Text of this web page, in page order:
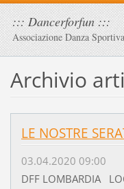
::: Dancerforfun :::
Associazione Danza
Archivio
LE NOSTRE
03.04.2020 09:00
DFF LOMBARDIA